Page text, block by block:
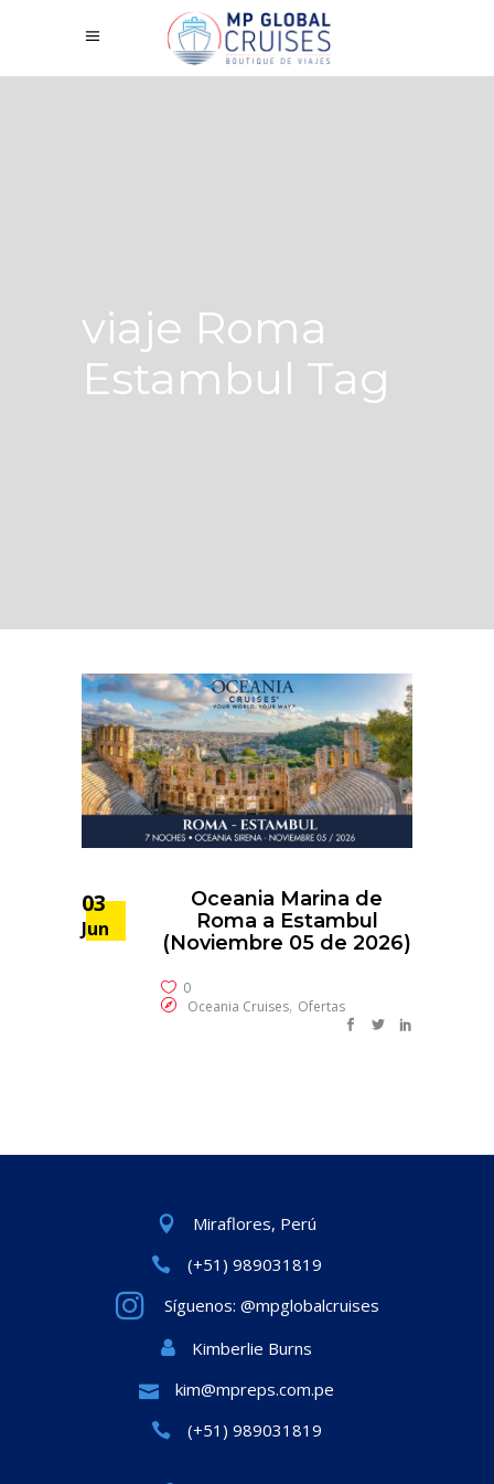
viaje Roma
Estambul Tag
03
Jun
Oceania Marina de
Roma a Estambul
(Noviembre 05 de 2026)
0
Oceania Cruises, Ofertas
Miraflores, Perú
(+51) 989031819
Síguenos: @mpglobalcruises
Kimberlie Burns
kim@mpreps.com.pe
(+51) 989031819